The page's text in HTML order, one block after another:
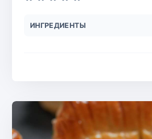
ИНГРЕДИЕНТЫ